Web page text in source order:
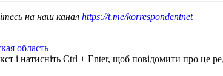
на наш канал https://t.me/korrespondentnet
область
і натисніть Ctrl + Enter, щоб повідомити про це